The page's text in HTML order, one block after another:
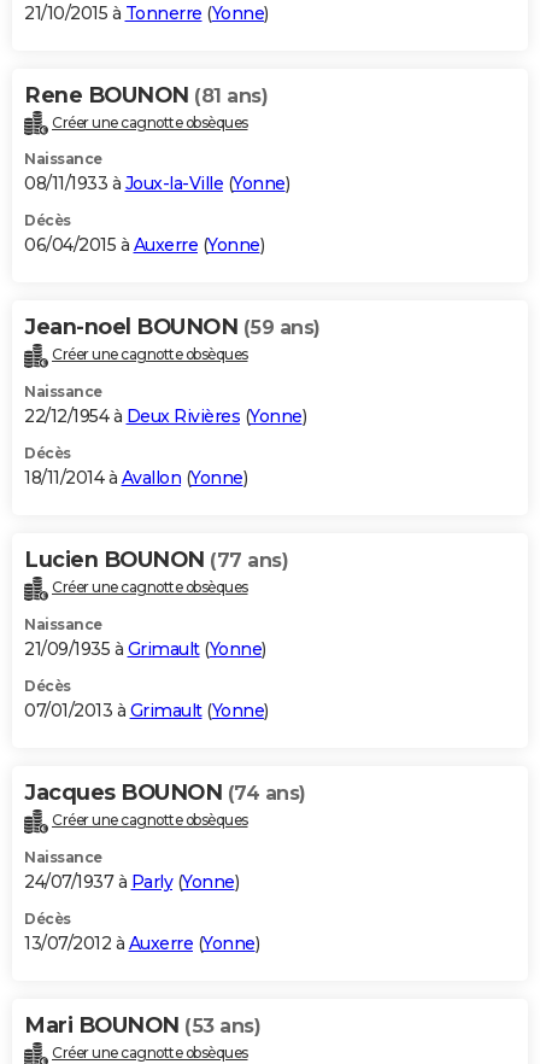
21/10/2015 à Tonnerre (Yonne)
Rene BOUNON (81 ans)
Créer une cagnotte obsèques
Naissance
08/11/1933 à Joux-la-Ville (Yonne)
Décès
06/04/2015 à Auxerre (Yonne)
Jean-noel BOUNON (59 ans)
Créer une cagnotte obsèques
Naissance
22/12/1954 à Deux Rivières (Yonne)
Décès
18/11/2014 à Avallon (Yonne)
Lucien BOUNON (77 ans)
Créer une cagnotte obsèques
Naissance
21/09/1935 à Grimault(Yonne)
Décès
07/01/2013 à Grimault(Yonne)
Jacques BOUNON (74 ans)
Créer une cagnotte obsèques
Naissance
24/07/1937 à Parly(Yonne)
Décès
13/07/2012 à Auxerre (Yonne)
Mari BOUNON (53 ans)
Créer une cagnotte obsèques